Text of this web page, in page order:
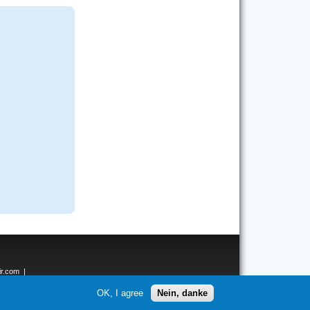
|
OK, I agree Nein, danke